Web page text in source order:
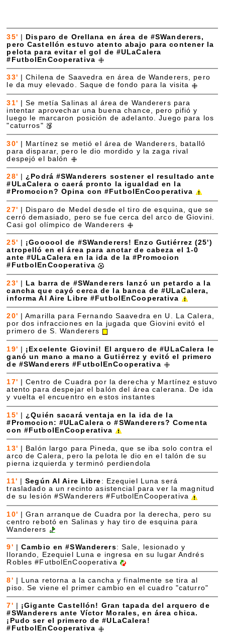
35'
Disparo de Orellana en área de #SWanderers,
pero Castellón estuvo atento abajo para contener la
pelota para evitar el gol de #ULaCalera
#FutbolEnCooperativa
33' |Chilena de Saavedra en área de Wanderers, pero
le da muy elevado. Saque de fondo para la visita
31' |Se metía Salinas al área de Wanderers para
intentar aprovechar una buena chance, pero pifió y
luego le marcaron posición de adelanto. Juego para los
"caturros"
30' | Martínez se metió el área de Wanderers, batalló
para disparar, pero le dio mordido y la zaga rival
despejó el balón
28' |¿Podrá #SWanderers sostener el resultado ante
#ULaCalera o caerá pronto la igualdad en la
#Promocion? Opina con #FutbolEnCooperativa
27' | Disparo de Medel desde el tiro de esquina, que se
cerró demasiado, pero se fue cerca del arco de Giovini.
Casi gol olímpico de Wanderers
25'
¡Goooool de #SWanderers! Enzo Gutiérrez (25')
atropelló en el área para anotar de cabeza el 1-0
ante #ULaCalera en la ida de la #Promocion
#FutbolEnCooperativa
23'
La barra de #SWanderers lanzó un petardo a la
cancha que cayó cerca de la banca de #ULaCalera,
informa Al Aire Libre #FutbolEnCooperativa
20' |Amarilla para Fernando Saavedra en U. La Calera,
por dos infracciones en la jugada que Giovini evitó el
primero de S. Wanderers
19'
¡Excelente Giovini! El arquero de #ULaCalera le
ganó un mano a mano a Gutiérrez y evitó el primero
de #SWanderers #FutbolEnCooperativa
17' |Centro de Cuadra por la derecha y Martínez estuvo
atento para despejar el balón del área calerana. De ida
y vuelta el encuentro en estos instantes
15' |¿Quién sacará ventaja en la ida de la
#Promocion: #ULaCalera o #SWanderers? Comenta
con #FutbolEnCooperativa
13' | Balón largo para Pineda, que se iba solo contra el
arco de Calera, pero la pelota le dio en el talón de su
pierna izquierda y terminó perdiendola
11' |Según Al Aire Libre : Ezequiel Luna será
trasladado a un recinto asistencial para ver la magnitud
de su lesión #SWanderers #FutbolEnCooperativa
10' |Gran arranque de Cuadra por la derecha, pero su
centro rebotó en Salinas y hay tiro de esquina para
Wanderers
9' |Cambio en #SWanderers: Sale, lesionado y
llorando, Ezequiel Luna e ingresa en su lugar Andrés
Robles #FutbolEnCooperativa
8'
Luna retorna a la cancha y finalmente se tira al
piso. Se viene el primer cambio en el cuadro "caturro"
7'
¡Gigante Castellón! Gran tapada del arquero de
#SWanderers ante Víctor Morales, en área chica.
¡Pudo ser el primero de #ULaCalera!
#FutbolEnCooperativa